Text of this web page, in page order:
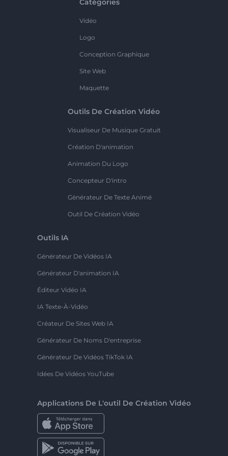
Catégories
Vidéo
Logo
Conception Graphique
Site Web
Maquette
Outils De Création Vidéo
Visualiseur De Musique Gratuit
Création D'animation
Animation Du Logo
Concepteur D'intro
Générateur De Texte Animé
Outil De Création Vidéo
Outils IA
Générateur De Vidéos IA
Générateur D'animation IA
Éditeur Vidéo IA
IA Texte-À-Vidéo
Créateur De Sites Web IA
Générateur De Noms D'entreprise
Générateur De Vidéos TikTok IA
Idées De Vidéos YouTube
Applications De L'outil De Création Vidéo